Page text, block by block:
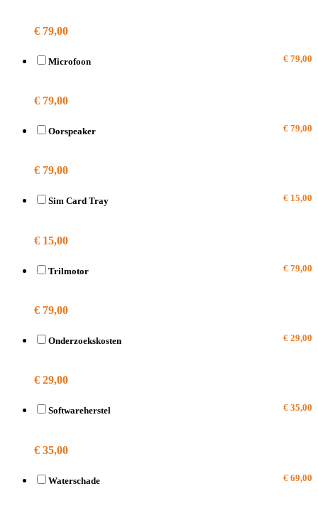
€ 79,00
Microfoon € 79,00
€ 79,00
Oorspeaker € 79,00
€ 79,00
Sim Card Tray € 15,00
€ 15,00
Trilmotor € 79,00
€ 79,00
Onderzoekskosten € 29,00
€ 29,00
Softwareherstel € 35,00
€ 35,00
Waterschade € 69,00